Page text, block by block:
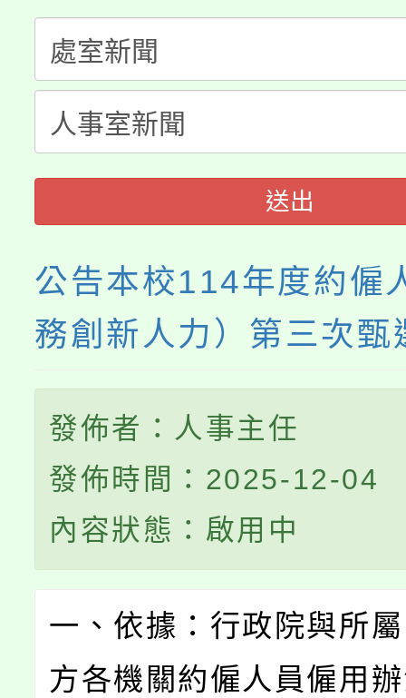
半價優惠，詳情可洽有
者。
份教師增能研習
大溪自造教育及科技中
份教師研習
淨零綠生活教案入校路
會
送出
公告本校114年度約僱
務創新人力）第三次甄
發佈者：人事主任
發佈時間：2025-12-04
內容狀態：啟用中
一、依據：行政院與所
方各機關約僱人員僱用